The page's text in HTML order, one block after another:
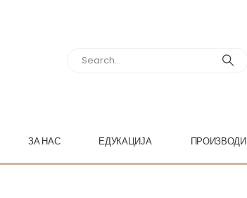
ЗА НАС ЕДУКАЦИЈА ПРОИЗВОДИ